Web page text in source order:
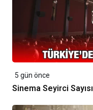
5 gün önce
Sinema Seyirci Sayısı